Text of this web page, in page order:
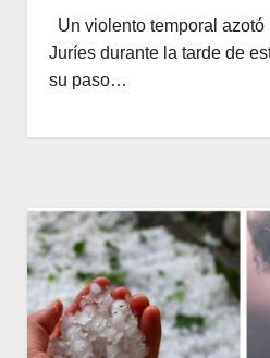
Un violento temporal
Juríes durante la tarde de
su paso…